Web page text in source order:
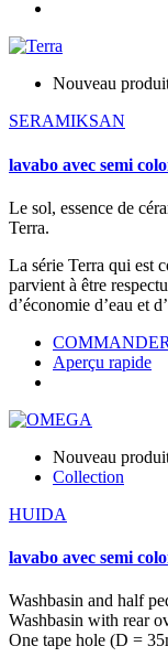
Nouveau
SERAMIKSAN
lavabo avec semi
Le sol, essence de
Terra.
La série Terra qui est
parvient à être
d’économie d’eau et
COMMANDER
Aperçu rapide
Nouveau
Collection
HUIDA
lavabo avec semi
Washbasin and half
Washbasin with rear
One tape hole (D =